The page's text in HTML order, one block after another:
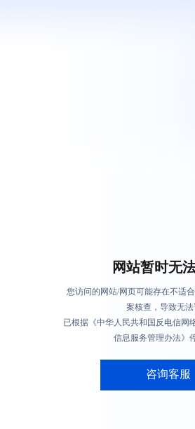
网站暂时无
您访问的网站/网页可能存在不适
案核查，导致无法
已根据《中华人民共和国反电信网
信息服务管理办法》
咨询客服